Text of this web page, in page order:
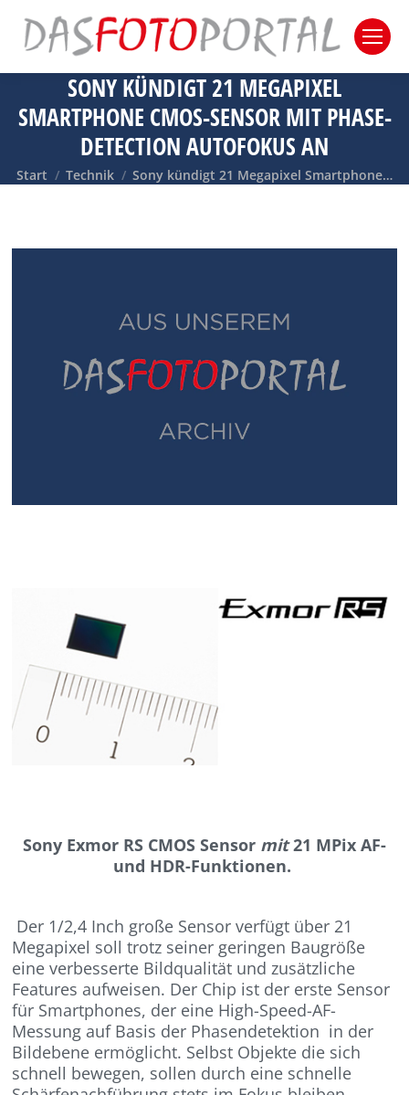
SONY KÜNDIGT 21 MEGAPIXEL
SMARTPHONE CMOS-SENSOR MIT PHASE-
DETECTION AUTOFOKUS AN
Sie befinden sich hier:
Start Technik Sony kündigt 21 Megapixel Smartphone…
Sony Exmor RS CMOS Sensor mit21 MPix AF-
und HDR-Funktionen.
Der 1/2,4 Inch große Sensor verfügt über 21
Megapixel soll trotz seiner geringen Baugröße
eine verbesserte Bildqualität und zusätzliche
Features aufweisen. Der Chip ist der erste Sensor
für Smartphones, der eine High-Speed-AF-
Messung auf Basis der Phasendetektion in der
Bildebene ermöglicht. Selbst Objekte die sich
schnell bewegen, sollen durch eine schnelle